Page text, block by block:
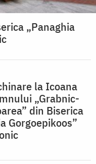
„Panaghia
la Icoana
„Grabnic-
din Biserica
Gorgoepikoos”